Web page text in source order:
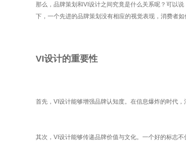
那么，品牌策划和VI设计之间究竟是什么关系呢？可以
下，一个先进的品牌策划没有相应的视觉表现，消费者
VI设计的重要性
首先，VI设计能够增强品牌认知度。在信息爆炸的时代
其次，VI设计能够传递品牌价值与文化。一个好的标志